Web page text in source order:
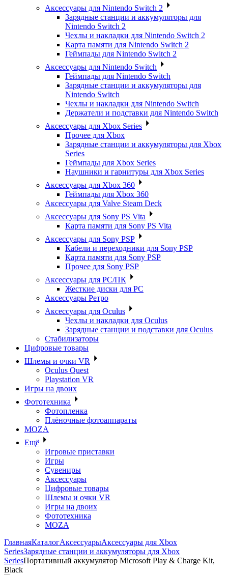
Аксессуары для Nintendo Switch 2
Зарядные станции и аккумуляторы для
Nintendo Switch 2
Чехлы и накладки для Nintendo Switch 2
Карта памяти для Nintendo Switch 2
Геймпады для Nintendo Switch 2
Аксессуары для Nintendo Switch
Геймпады для Nintendo Switch
Зарядные станции и аккумуляторы для
Nintendo Switch
Чехлы и накладки для Nintendo Switch
Держатели и подставки для Nintendo Switch
Аксессуары для Xbox Series
Прочее для Xbox
Зарядные станции и аккумуляторы для Xbox
Series
Геймпады для Xbox Series
Наушники и гарнитуры для Xbox Series
Аксессуары для Xbox 360
Геймпады для Xbox 360
Аксессуары для Valve Steam Deck
Аксессуары для Sony PS Vita
Карта памяти для Sony PS Vita
Аксессуары для Sony PSP
Кабели и переходники для Sony PSP
Карта памяти для Sony PSP
Прочее для Sony PSP
Аксессуары для PC/ПК
Жесткие диски для PC
Аксессуары Ретро
Аксессуары для Oculus
Чехлы и накладки для Oculus
Зарядные станции и подставки для Oculus
Стабилизаторы
Цифровые товары
Шлемы и очки VR
Oculus Quest
Playstation VR
Игры на двоих
Фототехника
Фотопленка
Плёночные фотоаппараты
MOZA
Ещё
Игровые приставки
Игры
Сувениры
Аксессуары
Цифровые товары
Шлемы и очки VR
Игры на двоих
Фототехника
MOZA
ГлавнаяКаталогАксессуарыАксессуары для Xbox
SeriesЗарядные станции и аккумуляторы для Xbox
SeriesПортативный аккумулятор Microsoft Play & Charge Kit,
Black